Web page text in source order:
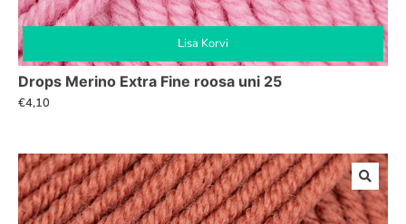
Lisa Korvi
Drops Merino Extra Fine roosa uni 25
€4,10